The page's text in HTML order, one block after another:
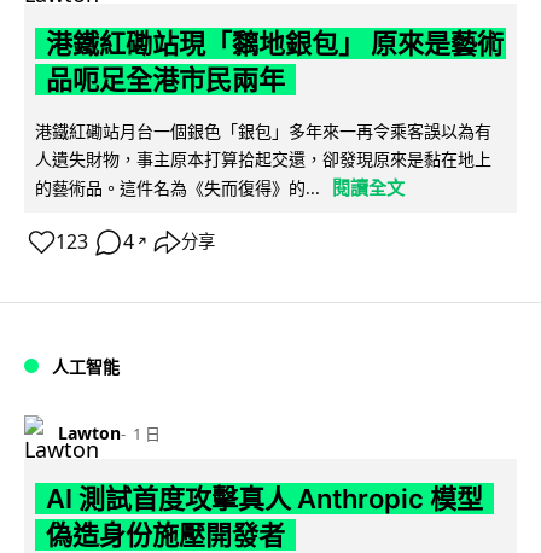
港鐵紅磡站現「黐地銀包」 原來是藝術
品呃足全港市民兩年
港鐵紅磡站月台一個銀色「銀包」多年來一再令乘客誤以為有
人遺失財物，事主原本打算拾起交還，卻發現原來是黏在地上
的藝術品。這件名為《失而復得》的...
閱讀全文
123 4 ↗ 分享
人工智能
Lawton 1 日
AI 測試首度攻擊真人 Anthropic 模型
偽造身份施壓開發者